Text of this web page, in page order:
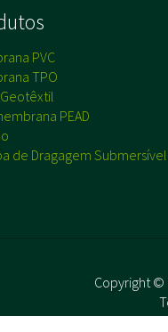
PVC
TPO
PEAD
de Dragagem Submersível
Copyright ©